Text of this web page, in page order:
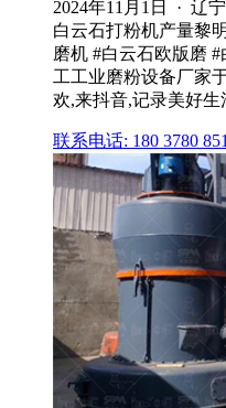
2024年11月1日 · 辽
白云石打粉机产量黎
磨机 #白云石欧版磨
工工业磨粉设备厂家
欢,来抖音,记录美好生
联系电话: 180 3780